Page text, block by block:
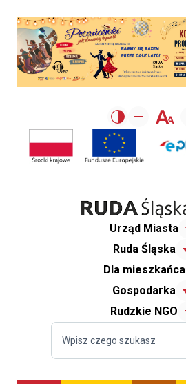
Urząd Miasta
Ruda Śląska
Dla mieszkańca
Gospodarka
Rudzkie NGO